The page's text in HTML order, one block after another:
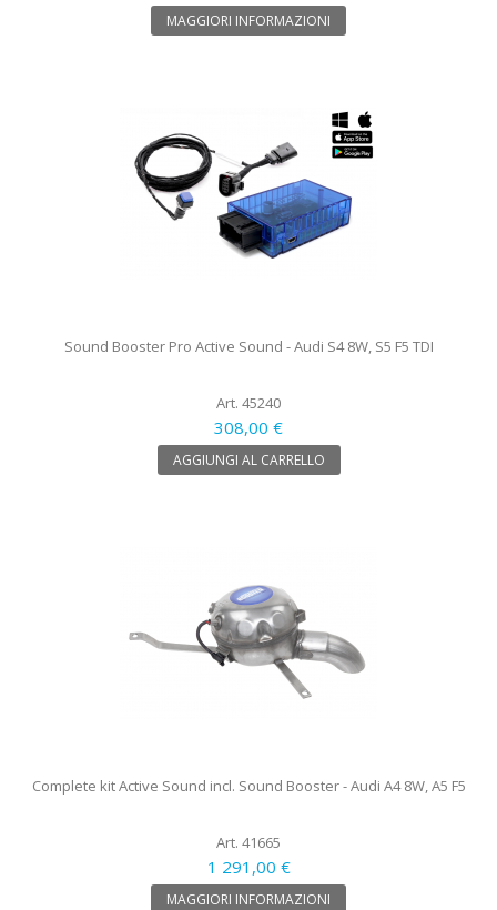
MAGGIORI INFORMAZIONI
Sound Booster Pro Active Sound - Audi S4 8W, S5 F5 TDI
Art. 45240
308,00 €
AGGIUNGI AL CARRELLO
Complete kit Active Sound incl. Sound Booster - Audi A4 8W, A5 F5
Art. 41665
1 291,00 €
MAGGIORI INFORMAZIONI